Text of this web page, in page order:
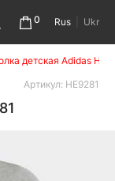
0 Rus Ukr
детская Adidas
Артикул: HE9281